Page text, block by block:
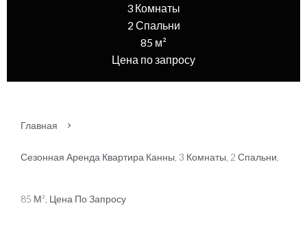
3 Комнаты
2 Спальни
85 м²
Цена по запросу
Главная
Сезонная Аренда Квартира Канны, 3 Комнаты, 2 Спальни,
85 М², Цена По Запросу